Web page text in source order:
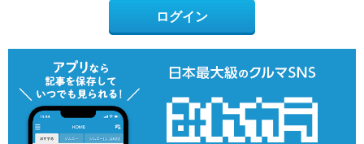
ログイン